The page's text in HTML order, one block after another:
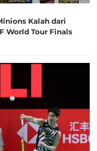
Kalah dari
World Tour Finals